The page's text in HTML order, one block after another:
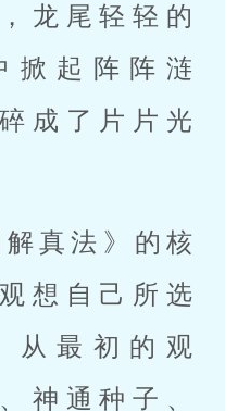
龙尾轻轻的
掀起阵阵涟
成了片片光
解真法》的核
想自己所选
从最初的观
神通种子、